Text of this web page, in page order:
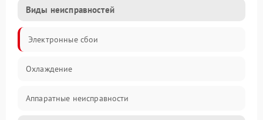
Виды неисправностей
Электронные сбои
Охлаждение
Аппаратные неисправности